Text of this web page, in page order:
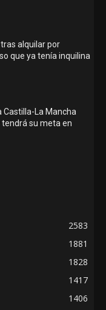
alquilar por
que ya tenía inquilina
Castilla-La Mancha
tendrá su meta en
2583
1881
1828
1417
1406